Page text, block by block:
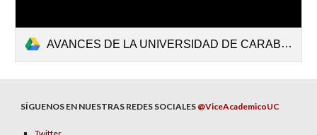
AVANCES DE LA UNIVERSIDAD DE CARABOBO EN FORMACIÓN DE RECURSOS HUMANOS Y ESTUDIOS SOBRE RECURSOS HÍDRICOS.pdf
SÍGUENOS EN NUESTRAS REDES SOCIALES @ViceAcademicoUC